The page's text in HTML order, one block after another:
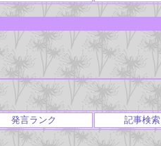
発言ランク 記事検索